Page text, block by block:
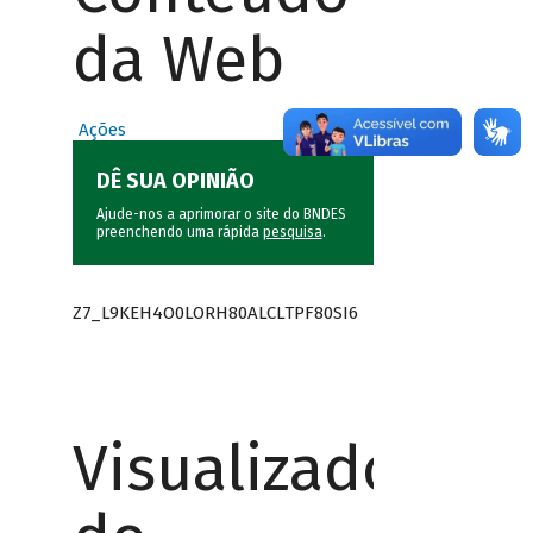
da Web
Ações
DÊ SUA OPINIÃO
Ajude-nos a aprimorar o site do BNDES
preenchendo uma rápida pesquisa.
Z7_L9KEH4O0LORH80ALCLTPF80SI6
Visualizador